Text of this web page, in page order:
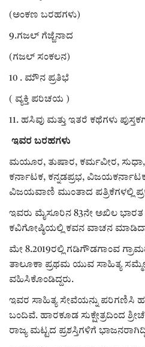
(ಅಂಕಣ ಬರಹಗಳು)
9.ಗಜಲ್ ಗೆಜ್ಜೆನಾದ
(ಗಜಲ್ ಸಂಕಲನ)
10 . ಮೌನ ಪ್ರತಿಭೆ
( ವ್ಯಕ್ತಿ ಪರಿಚಯ )
11. ಹಸಿವು ಮತ್ತು ಇತರೆ ಕಥೆಗಳು
ಇವರ ಬರಹಗಳು
ಮಯೂರ, ತುಷಾರ, ಕರ್ಮವೀರ, ಸುಧಾ,
ಕರ್ನಾಟಕ, ಕನ್ನಡಪ್ರಭ,
ವಿಜಯವಾಣಿ ಮುಂತಾದ ಪತ್ರಿಕೆಗಳಲ್ಲಿ
ಇವರು ಮೈಸೂರಿನ 83ನೇ ಅಖಿಲ ಭಾರತ
ಕವಿಗೋಷ್ಠಿಯಲ್ಲಿ ಕವನ ವಾಚನ
ಮೇ 8.2019ರಲ್ಲಿ ಗಡಿಗೌಡಗಾಂವ
ತಾಲೂಕಾ ಪ್ರಥಮ ಯುವ ಸಾಹಿತ್ಯ
ವಹಿಸಿಕೊಂಡಿದ್ದರು.
ಇವರ ಸಾಹಿತ್ಯ ಸೇವೆಯನ್ನು ಪರಿಗಣಿಸಿ
ಬಂದಿವೆ. ಹಾರಕೂಡ ಸುಕ್ಷೇತ್ರದಿಂದ
ರಾಜ್ಯ ಮಟ್ಟದ ಪ್ರಶಸ್ತಿಗಳಿಗೆ